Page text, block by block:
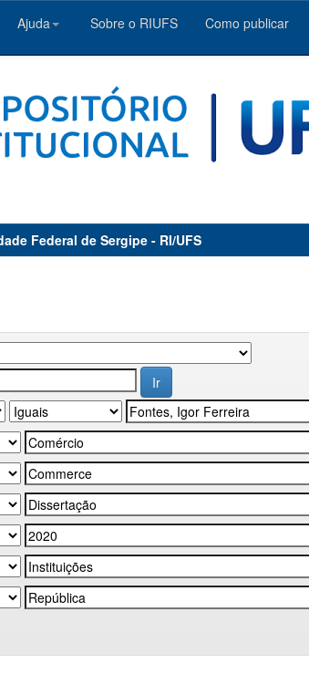
Ajuda Sobre o RIUFS Como publicar
Federal de Sergipe - RI/UFS